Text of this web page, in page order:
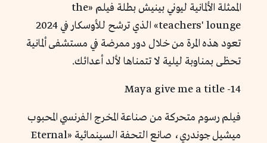
الممثلة الألمانية ليوني بينيش بطلة فيلم «the
teachers' lounge» الذي ترشح للأوسكار في 2024
تعود هذه المرة من خلال دور ممرضة في مستشفى ألمانية
تحظى بمناوبة ليلية لا تتمناها لألد أعدائك.
14- Maya give me a title
فيلم رسوم متحركة من صناعة المخرج الفرنسي المحبوب
ميشيل جوندري، صانع التحفة السينمائية «Eternal